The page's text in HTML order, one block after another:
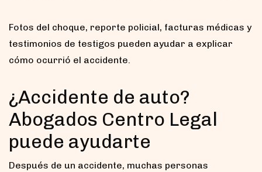
Fotos del choque, reporte policial, facturas médicas y
testimonios de testigos pueden ayudar a explicar
cómo ocurrió el accidente.
¿Accidente de auto?
Abogados Centro Legal
puede ayudarte
Después de un accidente, muchas personas